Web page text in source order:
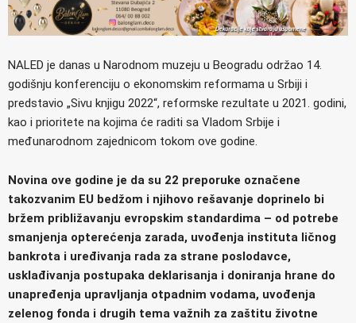
NALED je danas u Narodnom muzeju u Beogradu održao 14.
godišnju konferenciju o ekonomskim reformama u Srbiji i
predstavio „Sivu knjigu 2022“, reformske rezultate u 2021. godini,
kao i prioritete na kojima će raditi sa Vladom Srbije i
međunarodnom zajednicom tokom ove godine.
Novina ove godine je da su 22 preporuke označene
takozvanim EU bedžom i njihovo rešavanje doprinelo bi
bržem približavanju evropskim standardima – od potrebe
smanjenja opterećenja zarada, uvođenja instituta ličnog
bankrota i uređivanja rada za strane poslodavce,
usklađivanja postupaka deklarisanja i doniranja hrane do
unapređenja upravljanja otpadnim vodama, uvođenja
zelenog fonda i drugih tema važnih za zaštitu životne